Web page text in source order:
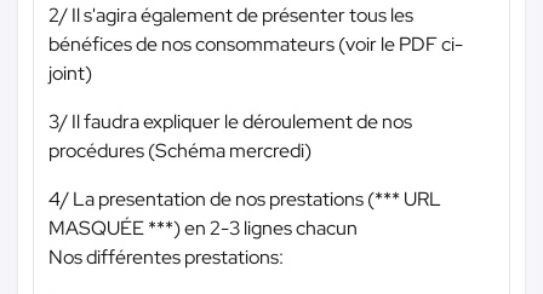
2/ Il s'agira également de présenter tous les
bénéfices de nos consommateurs (voir le PDF ci-
joint)
3/ Il faudra expliquer le déroulement de nos
procédures (Schéma mercredi)
4/ La presentation de nos prestations (*** URL
MASQUÉE ***) en 2-3 lignes chacun
Nos différentes prestations: